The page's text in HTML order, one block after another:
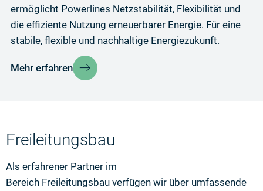
ermöglicht Powerlines Netzstabilität, Flexibilität und
die effiziente Nutzung erneuerbarer Energie. Für eine
stabile, flexible und nachhaltige Energiezukunft.
Mehr erfahren
Freileitungsbau
Als erfahrener Partner im
Bereich Freileitungsbau verfügen wir über umfassende